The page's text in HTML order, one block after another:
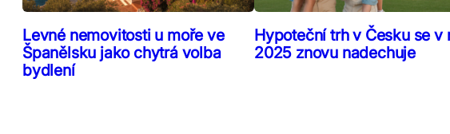
Levné nemovitosti u moře ve
Španělsku jako chytrá volba
bydlení
Hypoteční trh v Česku se v
2025 znovu nadechuje